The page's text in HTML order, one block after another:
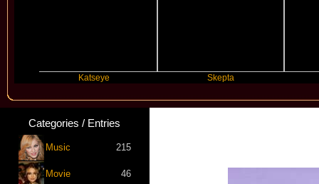
Categories / Entries
Music 215
Movie 46